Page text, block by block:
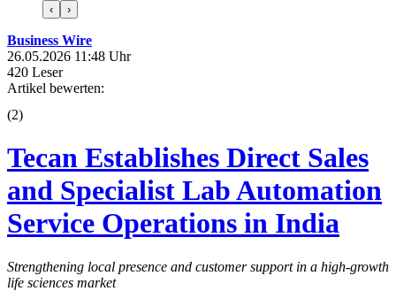
‹ ›
Business Wire
26.05.2026 11:48 Uhr
420 Leser
Artikel bewerten:
(2)
Tecan Establishes Direct Sales
and Specialist Lab Automation
Service Operations in India
Strengthening local presence and customer support in a high-growth
life sciences market